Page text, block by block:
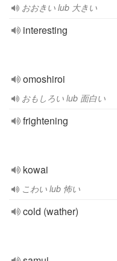
おおきい lub 大きい
interesting
omoshiroi
おもしろい lub 面白い
frightening
kowai
こわい lub 怖い
cold (wather)